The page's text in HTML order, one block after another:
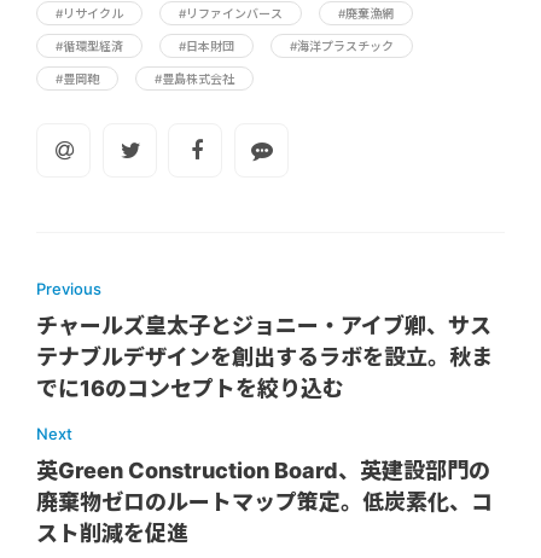
#リサイクル #リファインバース #廃棄漁網
#循環型経済 #日本財団 #海洋プラスチック
#豊岡鞄 #豊島株式会社
Previous
チャールズ皇太子とジョニー・アイブ卿、サス
テナブルデザインを創出するラボを設立。秋ま
でに16のコンセプトを絞り込む
Next
英Green Construction Board、英建設部門の
廃棄物ゼロのルートマップ策定。低炭素化、コ
スト削減を促進